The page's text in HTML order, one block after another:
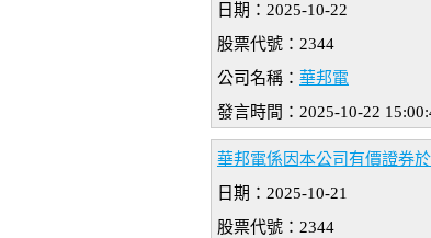
日期：2025-10-22
股票代號：2344
公司名稱： 華邦電
發言時間：2025-10-22
華邦電係因本公司有價證券
日期：2025-10-21
股票代號：2344